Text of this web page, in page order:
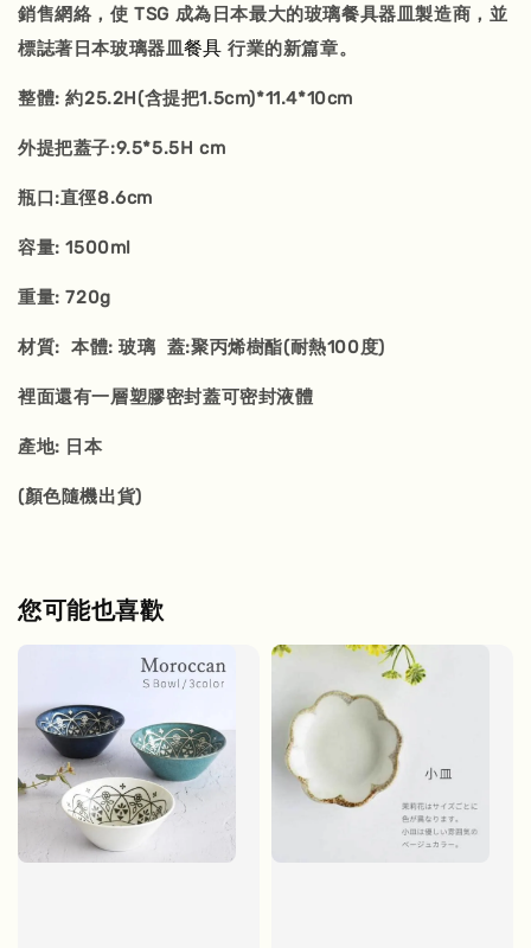
銷售網絡，使 TSG 成為日本最大的玻璃餐具器皿製造商，並
標誌著日本玻璃器皿餐具 行業的新篇章。
整體: 約25.2H(含提把1.5cm)*11.4*10cm
外提把蓋子:9.5*5.5H cm
瓶口:直徑8.6cm
容量: 1500ml
重量: 720g
材質: 本體: 玻璃 蓋:聚丙烯樹酯(耐熱100度)
裡面還有一層塑膠密封蓋可密封液體
產地: 日本
(顏色隨機出貨)
您可能也喜歡